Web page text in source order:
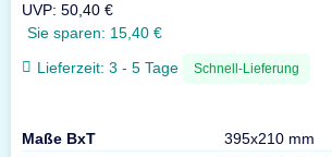
UVP: 50,40 €
Sie sparen: 15,40 €
Lieferzeit: 3 - 5 Tage Schnell-Lieferung
Maße BxT
395x210 mm